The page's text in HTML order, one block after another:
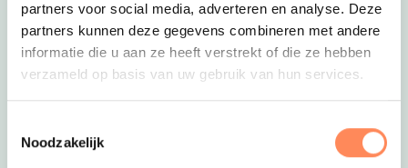
partners voor social media, adverteren en analyse. Deze
partners kunnen deze gegevens combineren met andere
informatie die u aan ze heeft verstrekt of die ze hebben
verzameld op basis van uw gebruik van hun services.
Noodzakelijk
Uitgelicht